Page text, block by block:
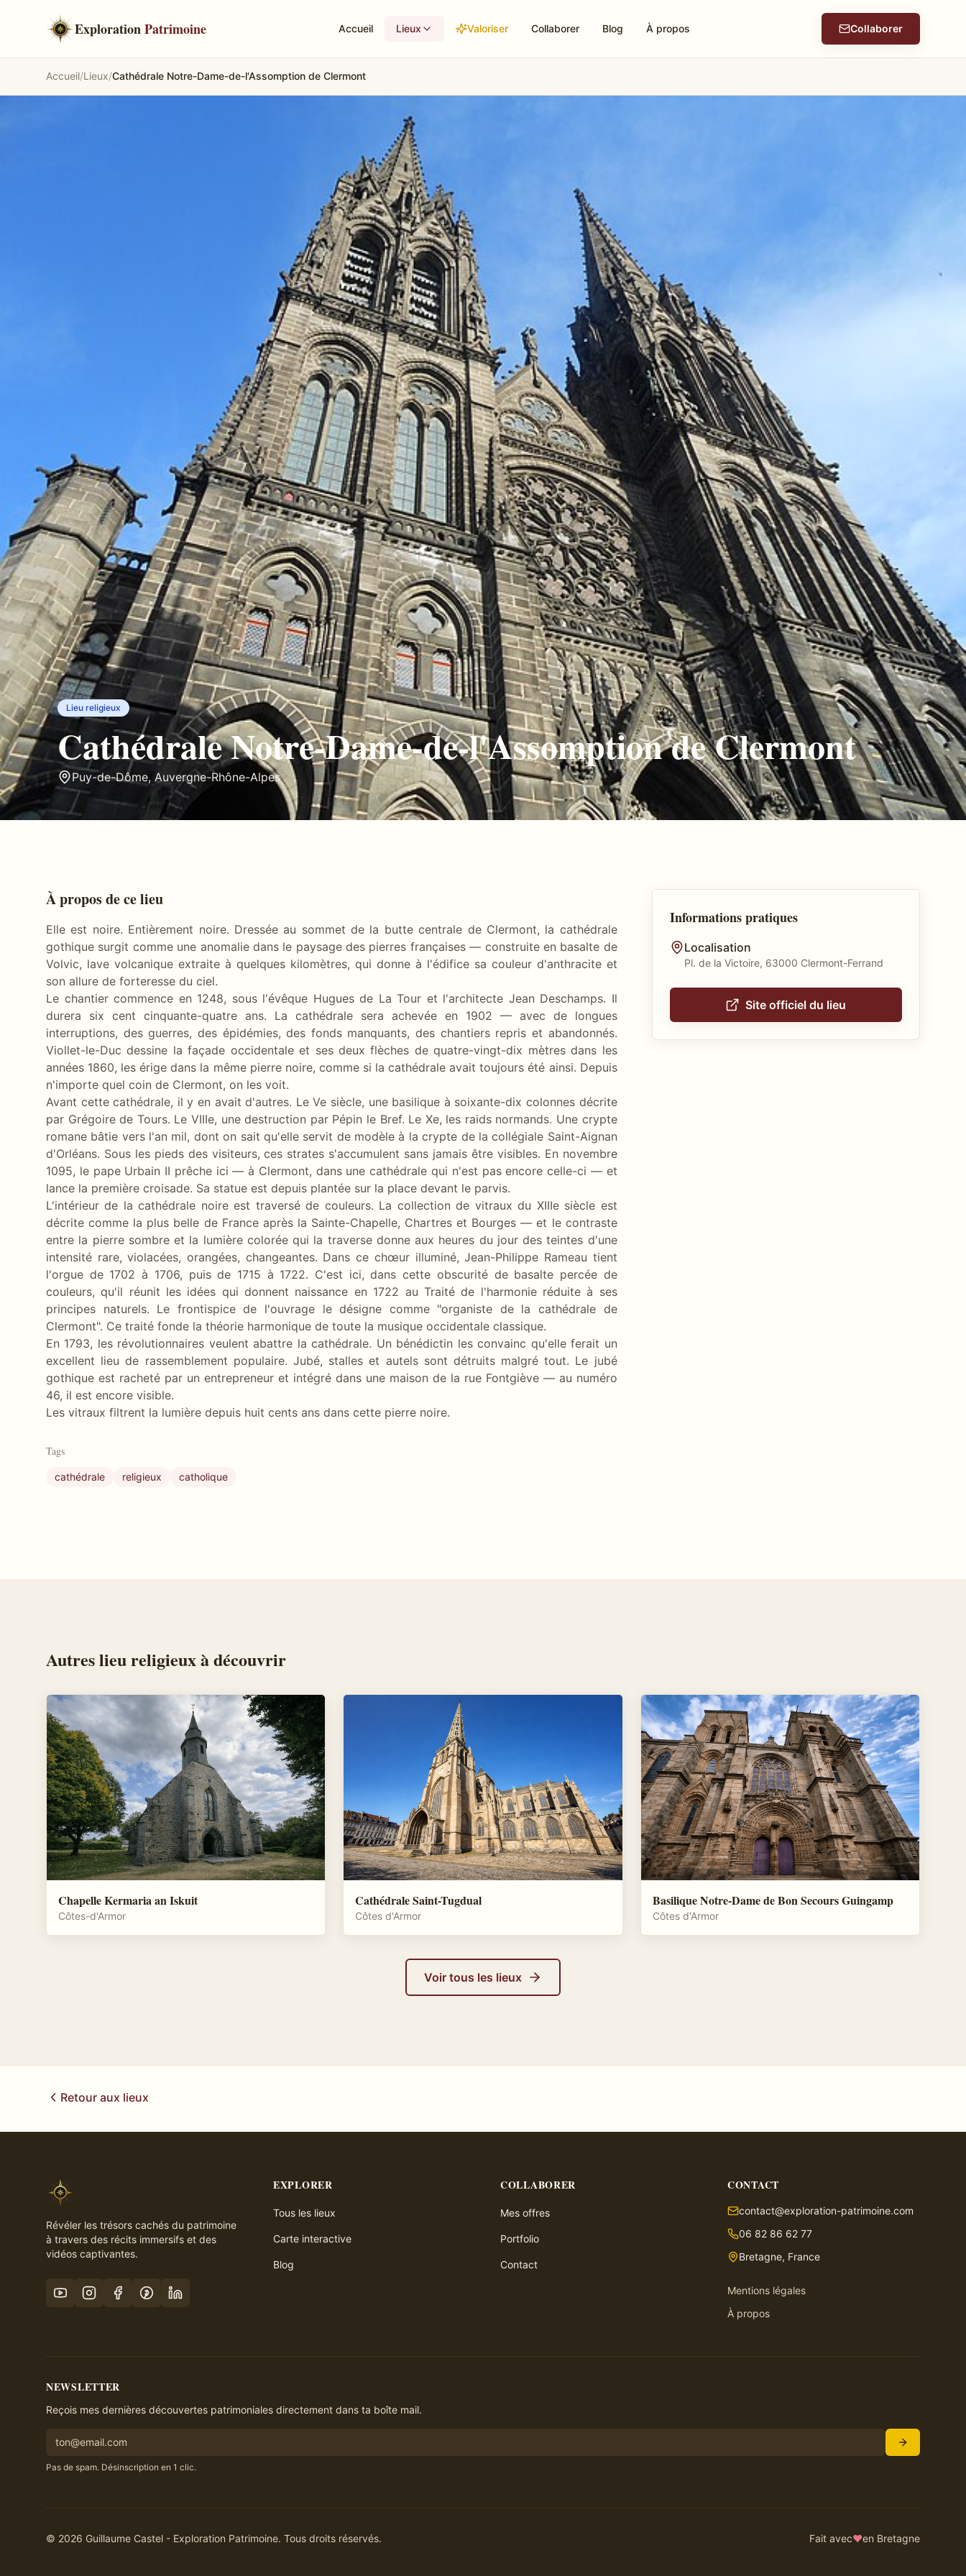
ExplorationPatrimoine Accueil Lieux Valoriser Collaborer Blog À propos Collaborer
Accueil/Lieux/Cathédrale Notre-Dame-de-l'Assomption de Clermont
Lieu religieux
Cathédrale Notre-Dame-de-l'Assomption de Clermont
Puy-de-Dôme, Auvergne-Rhône-Alpes
À propos de ce lieu
Elle est noire. Entièrement noire. Dressée au sommet de la butte centrale de Clermont, la cathédrale
gothique surgit comme une anomalie dans le paysage des pierres françaises — construite en basalte de
Volvic, lave volcanique extraite à quelques kilomètres, qui donne à l'édifice sa couleur d'anthracite et
son allure de forteresse du ciel.
Le chantier commence en 1248, sous l'évêque Hugues de La Tour et l'architecte Jean Deschamps. Il
durera six cent cinquante-quatre ans. La cathédrale sera achevée en 1902 — avec de longues
interruptions, des guerres, des épidémies, des fonds manquants, des chantiers repris et abandonnés.
Viollet-le-Duc dessine la façade occidentale et ses deux flèches de quatre-vingt-dix mètres dans les
années 1860, les érige dans la même pierre noire, comme si la cathédrale avait toujours été ainsi. Depuis
n'importe quel coin de Clermont, on les voit.
Avant cette cathédrale, il y en avait d'autres. Le Ve siècle, une basilique à soixante-dix colonnes décrite
par Grégoire de Tours. Le VIIIe, une destruction par Pépin le Bref. Le Xe, les raids normands. Une crypte
romane bâtie vers l'an mil, dont on sait qu'elle servit de modèle à la crypte de la collégiale Saint-Aignan
d'Orléans. Sous les pieds des visiteurs, ces strates s'accumulent sans jamais être visibles. En novembre
1095, le pape Urbain II prêche ici — à Clermont, dans une cathédrale qui n'est pas encore celle-ci — et
lance la première croisade. Sa statue est depuis plantée sur la place devant le parvis.
L'intérieur de la cathédrale noire est traversé de couleurs. La collection de vitraux du XIIIe siècle est
décrite comme la plus belle de France après la Sainte-Chapelle, Chartres et Bourges — et le contraste
entre la pierre sombre et la lumière colorée qui la traverse donne aux heures du jour des teintes d'une
intensité rare, violacées, orangées, changeantes. Dans ce chœur illuminé, Jean-Philippe Rameau tient
l'orgue de 1702 à 1706, puis de 1715 à 1722. C'est ici, dans cette obscurité de basalte percée de
couleurs, qu'il réunit les idées qui donnent naissance en 1722 au Traité de l'harmonie réduite à ses
principes naturels. Le frontispice de l'ouvrage le désigne comme "organiste de la cathédrale de
Clermont". Ce traité fonde la théorie harmonique de toute la musique occidentale classique.
En 1793, les révolutionnaires veulent abattre la cathédrale. Un bénédictin les convainc qu'elle ferait un
excellent lieu de rassemblement populaire. Jubé, stalles et autels sont détruits malgré tout. Le jubé
gothique est racheté par un entrepreneur et intégré dans une maison de la rue Fontgiève — au numéro
46, il est encore visible.
Les vitraux filtrent la lumière depuis huit cents ans dans cette pierre noire.
Tags
cathédrale religieux catholique
Informations pratiques
Localisation
Pl. de la Victoire, 63000 Clermont-Ferrand
Site officiel du lieu
Autreslieu religieuxà découvrir
Chapelle Kermaria an Iskuit
Côtes-d'Armor
Cathédrale Saint-Tugdual
Côtes d'Armor
Basilique Notre-Dame de Bon Secours Guingamp
Côtes d'Armor
Voir tous les lieux
Retour aux lieux
Révéler les trésors cachés du patrimoine
à travers des récits immersifs et des
vidéos captivantes.
EXPLORER
Tous les lieux
Carte interactive
Blog
COLLABORER
Mes offres
Portfolio
Contact
CONTACT
contact@exploration-patrimoine.com
06 82 86 62 77
Bretagne, France
Mentions légales
À propos
NEWSLETTER
Reçois mes dernières découvertes patrimoniales directement dans ta boîte mail.
Pas de spam. Désinscription en 1 clic.
© 2026 Guillaume Castel - Exploration Patrimoine. Tous droits réservés. Fait avec♥en Bretagne